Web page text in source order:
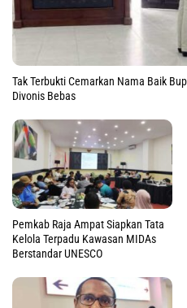
Tak Terbukti Cemarkan Nama Baik
Divonis Bebas
Pemkab Raja Ampat Siapkan Tata
Kelola Terpadu Kawasan MIDAs
Berstandar UNESCO